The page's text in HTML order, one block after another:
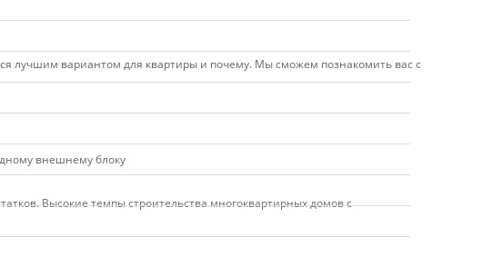
лучшим вариантом для квартиры и почему. Мы сможем познакомить вас с
Высокие темпы строительства многоквартирных домов с
внешнему блоку